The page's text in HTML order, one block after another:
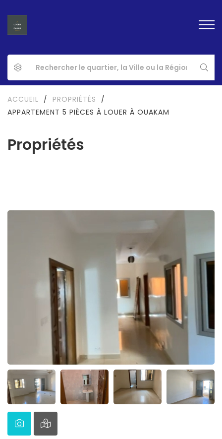
Propriétés
ACCUEIL / PROPRIÉTÉS
/
APPARTEMENT 5 PIÈCES À LOUER À OUAKAM